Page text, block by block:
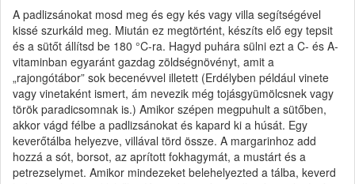
A padlizsánokat mosd meg és egy kés vagy villa segítségével
kissé szurkáld meg. Miután ez megtörtént, készíts elő egy tepsit
és a sütőt állítsd be 180 °C-ra. Hagyd puhára sülni ezt a C- és A-
vitaminban egyaránt gazdag zöldségnövényt, amit a
„rajongótábor” sok becenévvel illetett (Erdélyben például vinete
vagy vinetaként ismert, ám nevezik még tojásgyümölcsnek vagy
török paradicsomnak is.) Amikor szépen megpuhult a sütőben,
akkor vágd félbe a padlizsánokat és kapard ki a húsát. Egy
keverőtálba helyezve, villával törd össze. A margarinhoz add
hozzá a sót, borsot, az aprított fokhagymát, a mustárt és a
petrezselymet. Amikor mindezeket belehelyezted a tálba, keverd